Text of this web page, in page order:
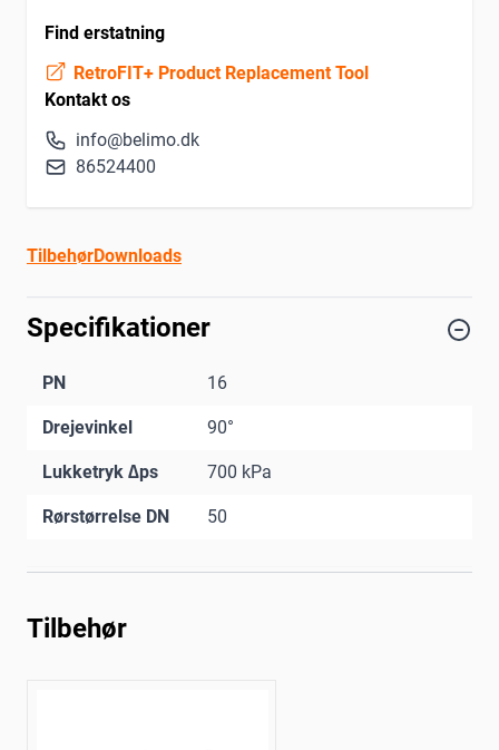
Find erstatning
RetroFIT+ Product Replacement Tool
Kontakt os
info@belimo.dk
86524400
TilbehørDownloads
Specifikationer
PN 16
Drejevinkel 90°
Lukketryk ∆ps 700 kPa
Rørstørrelse DN 50
Tilbehør